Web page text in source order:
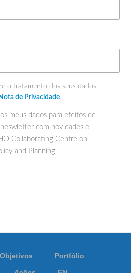
o tratamento dos seus dados
Nota de Privacidade.
meus dados para efeitos de
com novidades e
Collaborating Centre on
and Planning.
Objetivos Portfólio